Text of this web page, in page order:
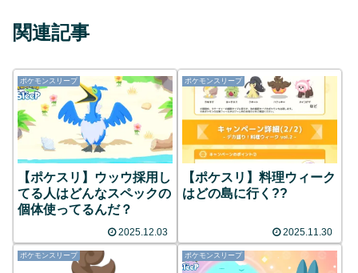
関連記事
ポケモンスリープ
【ポケスリ】ウッウ採用し
てる人はどんなスペックの
個体使ってるんだ？
2025.12.03
ポケモンスリープ
【ポケスリ】料理ウィーク
はどの島に行く??
2025.11.30
ポケモンスリープ ポケモンスリープ